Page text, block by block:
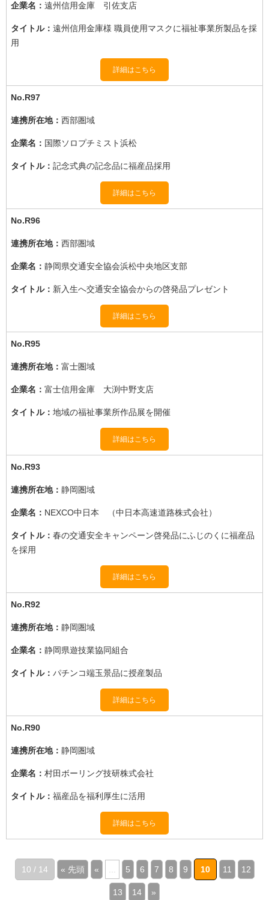
遠州信用金庫 引佐支店
遠州信用金庫様 職員使用マスクに福祉事業所製品を採
用
詳細はこちら
R97
西部圏域
国際ソロプチミスト浜松
記念式典の記念品に福産品採用
詳細はこちら
R96
西部圏域
静岡県交通安全協会浜松中央地区支部
新入生へ交通安全協会からの啓発品プレゼント
詳細はこちら
R95
富士圏域
富士信用金庫 大渕中野支店
地域の福祉事業所作品展を開催
詳細はこちら
R93
静岡圏域
NEXCO中日本 （中日本高速道路株式会社）
春の交通安全キャンペーン啓発品にふじのくに福産品
を採用
詳細はこちら
R92
静岡圏域
静岡県遊技業協同組合
パチンコ端玉景品に授産製品
詳細はこちら
R90
静岡圏域
村田ボーリング技研株式会社
福産品を福利厚生に活用
詳細はこちら
10 / 14 « 先頭 « 5 6 7 8 9 10 11 12
13 14 »